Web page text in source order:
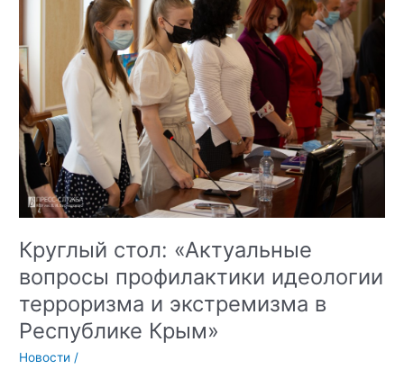
гидромелиорации
и
механизации
сельского
хозяйства
(филиал)
Федерального
государственного
автономного
образовательного
высшего
образования
«Крымский
федеральный
университет
имени
Круглый стол: «Актуальные
вопросы профилактики идеологии
терроризма и экстремизма в
Республике Крым»
Новости /